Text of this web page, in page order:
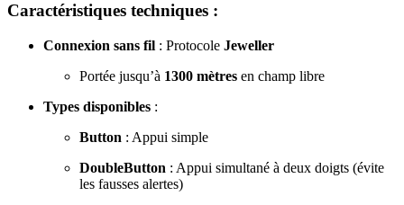
Caractéristiques techniques :
Connexion sans fil : Protocole Jeweller
Portée jusqu’à 1300 mètres en champ libre
Types disponibles :
Button : Appui simple
DoubleButton : Appui simultané à deux doigts (évite
les fausses alertes)